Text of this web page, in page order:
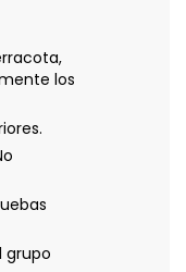
los
grupo